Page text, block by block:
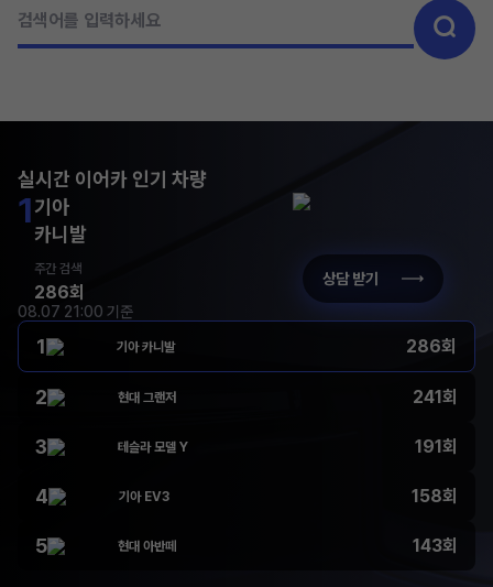
검색어를 입력하세요
실시간 이어카 인기 차량
1기아
카니발
주간 검색
286회
상담 받기
08.07 21:00 기준
1 기아 카니발 286회
2 현대 그랜저 241회
3 테슬라 모델 Y 191회
4 기아 EV3 158회
5 현대 아반떼 143회